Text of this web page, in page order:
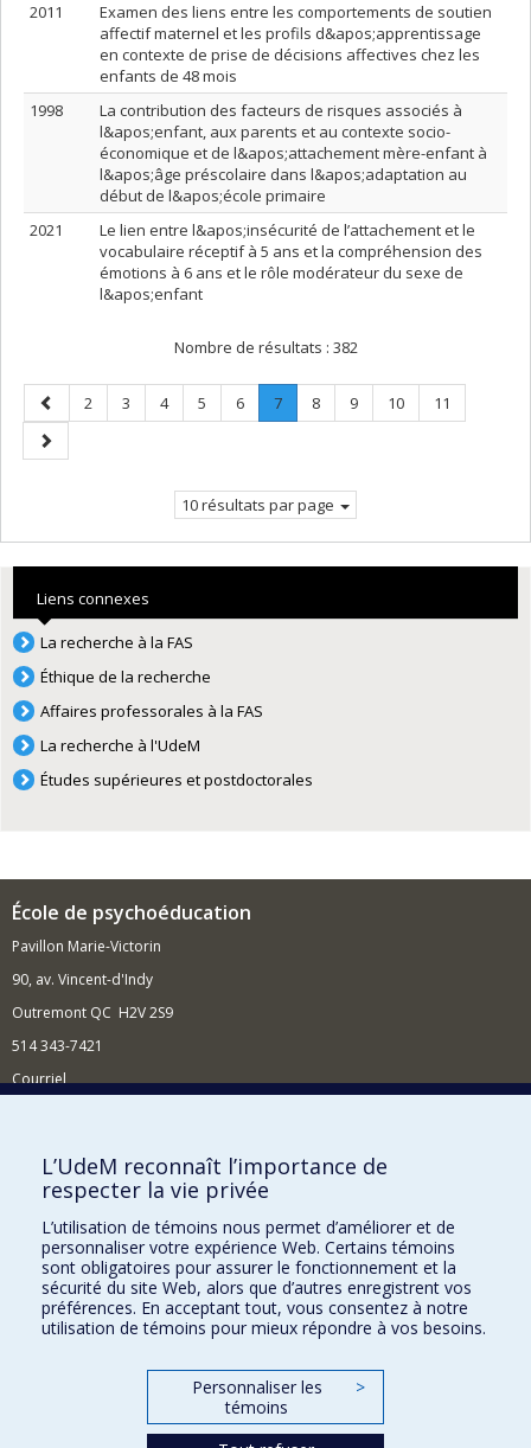
2011
Examen des liens entre les comportements de soutien
affectif maternel et les profils d&apos;apprentissage
en contexte de prise de décisions affectives chez les
enfants de 48 mois
1998
La contribution des facteurs de risques associés à
l&apos;enfant, aux parents et au contexte socio-
économique et de l&apos;attachement mère-enfant à
l&apos;âge préscolaire dans l&apos;adaptation au
début de l&apos;école primaire
2021
Le lien entre l&apos;insécurité de l’attachement et le
vocabulaire réceptif à 5 ans et la compréhension des
émotions à 6 ans et le rôle modérateur du sexe de
l&apos;enfant
Nombre de résultats : 382
Page
précédente
Page
2 Page
3 Page
4 Page
5 Page
6 Page
7.
Page
Page
8 Page
9 Page
10 Page
11
Page
suivante
10 résultats par page
Liens connexes
La recherche à la FAS
Éthique de la recherche
Affaires professorales à la FAS
La recherche à l'UdeM
Études supérieures et postdoctorales
École de psychoéducation
Pavillon Marie-Victorin
90, av. Vincent-d'Indy
Outremont QC H2V 2S9
514 343-7421
Courriel
Comment soutenir l'École?
BESOIN D'AIDE?
Plan du site
Signaler une erreur
Accessibilité
FACULTÉ DES ARTS ET DES SCIENCES
Nos départements et écoles
L’UdeM reconnaît l’importance de
respecter la vie privée
L’utilisation de témoins nous permet d’améliorer et de
personnaliser votre expérience Web. Certains témoins
sont obligatoires pour assurer le fonctionnement et la
sécurité du site Web, alors que d’autres enregistrent vos
préférences. En acceptant tout, vous consentez à notre
utilisation de témoins pour mieux répondre à vos besoins.
Personnaliser les
témoins
>